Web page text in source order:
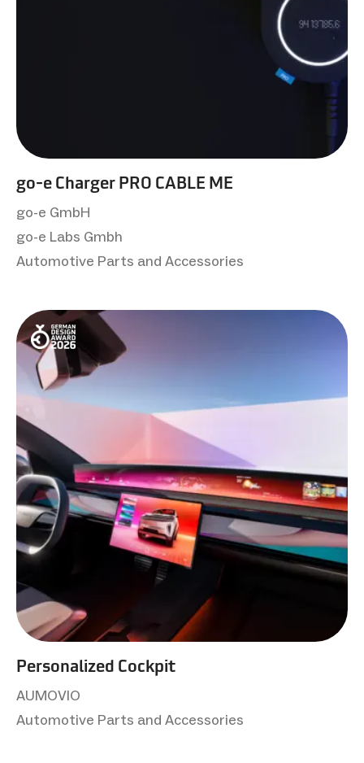
go-e Charger PRO CABLE ME
go-e GmbH
go-e Labs Gmbh
Automotive Parts and Accessories
Personalized Cockpit
AUMOVIO
Automotive Parts and Accessories